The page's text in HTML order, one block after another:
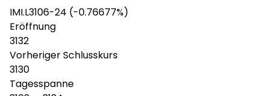
IMI.L3106-24 (-0.76677%)
Eröffnung
3132
Vorheriger Schlusskurs
3130
Tagesspanne